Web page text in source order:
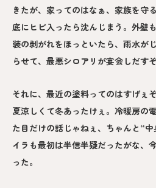
きたが、家ってのはなぁ、家族を守
底にヒビ入ったら沈んじまう。外壁
装の剥がれをほっといたら、雨水が
らせて、最悪シロアリが宴会しだすぞ
それに、最近の塗料ってのはすげぇ
夏涼しくて冬あったけぇ。冷暖房の
た目だけの話じゃねぇ、ちゃんと“
イラも最初は半信半疑だったがな、
った。